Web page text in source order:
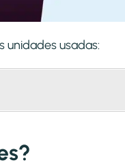
unidades usadas: